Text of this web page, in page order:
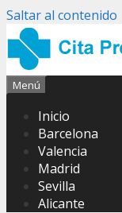
Saltar al contenido
Menú
Inicio
Barcelona
Valencia
Madrid
Sevilla
Alicante